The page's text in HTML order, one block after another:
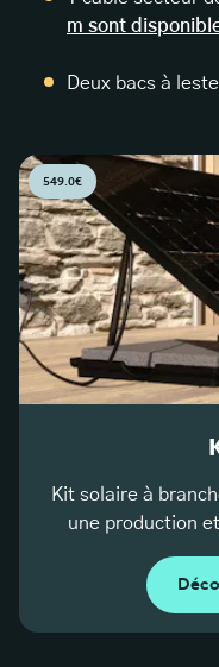
m sont
Deux bacs à
Kit solaire à
une production
549.0€